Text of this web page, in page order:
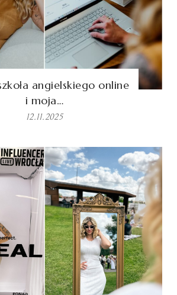
angielskiego online
i moja…
12.11.2025